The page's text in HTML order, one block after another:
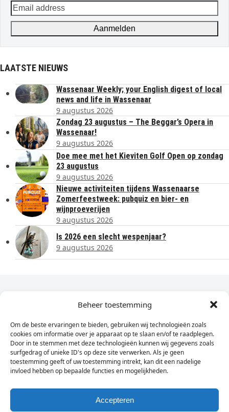
Beheer toestemming
Om de beste ervaringen te bieden, gebruiken wij technologieën zoals
cookies om informatie over je apparaat op te slaan en/of te raadplegen.
Door in te stemmen met deze technologieën kunnen wij gegevens zoals
surfgedrag of unieke ID's op deze site verwerken. Als je geen
toestemming geeft of uw toestemming intrekt, kan dit een nadelige
invloed hebben op bepaalde functies en mogelijkheden.
Accepteren
Email
address
Aanmelden
LAATSTE NIEUWS
Wassenaar Weekly; your English digest of local
news and life in Wassenaar
9 augustus 2026
Zondag 23 augustus – The Beggar’s Opera in
Wassenaar!
9 augustus 2026
Doe mee met het Kieviten Golf Open op zondag
23 augustus
9 augustus 2026
Nieuwe activiteiten tijdens Wassenaarse
Zomerfeestweek: pubquiz en bier- en
wijnproeverijen
9 augustus 2026
Is 2026 een slecht wespenjaar?
9 augustus 2026
Dagelijks het laatste nieuws in je e-mail?
Vul
hier
je
e-
mailadres
in
Sign Up